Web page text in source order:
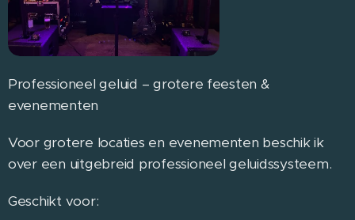
Professioneel geluid – grotere feesten &
evenementen
Voor grotere locaties en evenementen beschik ik
over een uitgebreid professioneel geluidssysteem.
Geschikt voor: